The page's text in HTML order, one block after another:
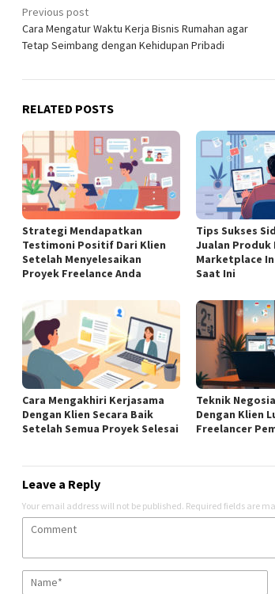
Post
navigation
Previous post
Cara Mengatur Waktu Kerja Bisnis Rumahan agar
Tetap Seimbang dengan Kehidupan Pribadi
RELATED POSTS
Strategi Mendapatkan
Testimoni Positif Dari Klien
Setelah Menyelesaikan
Proyek Freelance Anda
Tips Sukses
Jualan Produk
Marketplace
Saat Ini
Cara Mengakhiri Kerjasama
Dengan Klien Secara Baik
Setelah Semua Proyek Selesai
Teknik
Dengan Klien
Freelancer
Leave a Reply
Your email address will not be published. Required fields are